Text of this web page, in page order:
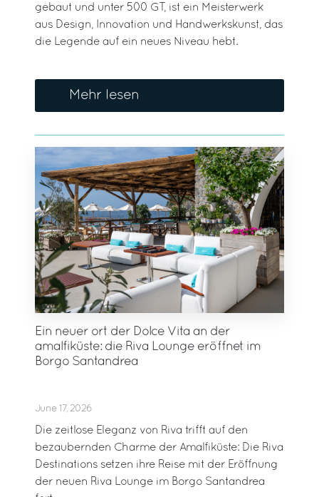
gebaut und unter 500 GT, ist ein Meisterwerk
aus Design, Innovation und Handwerkskunst, das
die Legende auf ein neues Niveau hebt.
Mehr lesen
Ein neuer ort der Dolce Vita an der
amalfiküste: die Riva Lounge eröffnet im
Borgo Santandrea
June 17, 2026
Die zeitlose Eleganz von Riva trifft auf den
bezaubernden Charme der Amalfiküste: Die Riva
Destinations setzen ihre Reise mit der Eröffnung
der neuen Riva Lounge im Borgo Santandrea